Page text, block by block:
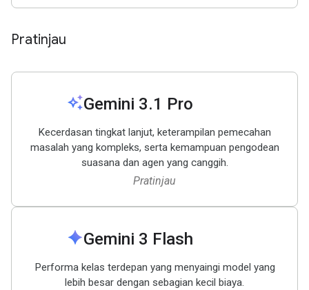
Pratinjau
auto_awesomeGemini 3.1 Pro
Kecerdasan tingkat lanjut, keterampilan pemecahan
masalah yang kompleks, serta kemampuan pengodean
suasana dan agen yang canggih.
Pratinjau
sparkGemini 3 Flash
Performa kelas terdepan yang menyaingi model yang
lebih besar dengan sebagian kecil biaya.